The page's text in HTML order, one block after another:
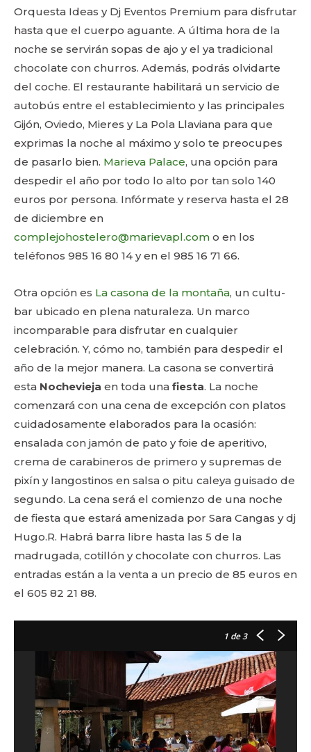
Orquesta Ideas y Dj Eventos Premium para disfrutar
hasta que el cuerpo aguante. A última hora de la
noche se servirán sopas de ajo y el ya tradicional
chocolate con churros. Además, podrás olvidarte
del coche. El restaurante habilitará un servicio de
autobús entre el establecimiento y las principales
Gijón, Oviedo, Mieres y La Pola Llaviana para que
exprimas la noche al máximo y solo te preocupes
de pasarlo bien. Marieva Palace, una opción para
despedir el año por todo lo alto por tan solo 140
euros por persona. Infórmate y reserva hasta el 28
de diciembre en
complejohostelero@marievapl.com o en los
teléfonos 985 16 80 14 y en el 985 16 71 66.
Otra opción es La casona de la montaña, un cultu-
bar ubicado en plena naturaleza. Un marco
incomparable para disfrutar en cualquier
celebración. Y, cómo no, también para despedir el
año de la mejor manera. La casona se convertirá
esta Nochevieja en toda una fiesta. La noche
comenzará con una cena de excepción con platos
cuidadosamente elaborados para la ocasión:
ensalada con jamón de pato y foie de aperitivo,
crema de carabineros de primero y supremas de
pixín y langostinos en salsa o pitu caleya guisado de
segundo. La cena será el comienzo de una noche
de fiesta que estará amenizada por Sara Cangas y dj
Hugo.R. Habrá barra libre hasta las 5 de la
madrugada, cotillón y chocolate con churros. Las
entradas están a la venta a un precio de 85 euros en
el 605 82 21 88.
1 de 3